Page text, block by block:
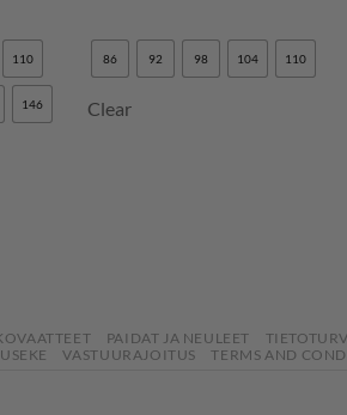
110
146
tuotteesta: 5
/ 5
86 92 98 104 110
Clear
PAIDAT JA NEULEET
VASTUURAJOITUS TERMS AND